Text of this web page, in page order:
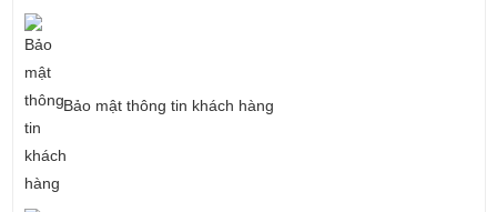
Bảo mật thông tin khách hàng